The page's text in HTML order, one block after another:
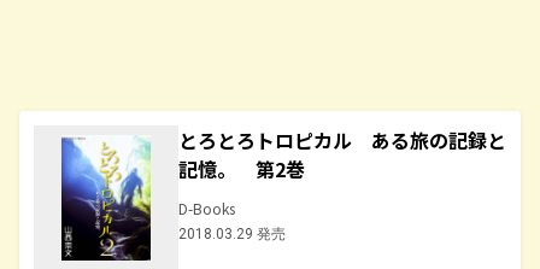
とろとろトロピカル ある旅の記録と
記憶。 第2巻
D-Books
2018.03.29 発売